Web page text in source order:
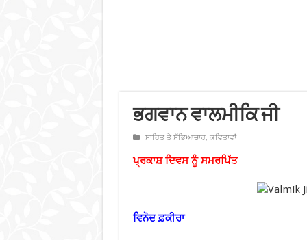
ਭਗਵਾਨ ਵਾਲਮੀਕਿ ਜੀ
ਸਾਹਿਤ ਤੇ ਸੱਭਿਆਚਾਰ, ਕਵਿਤਾਵਾਂ
ਪ੍ਰਕਾਸ਼ ਦਿਵਸ ਨੂੰ ਸਮਰਪਿੱਤ
ਵਿਨੋਦ ਫ਼ਕੀਰਾ